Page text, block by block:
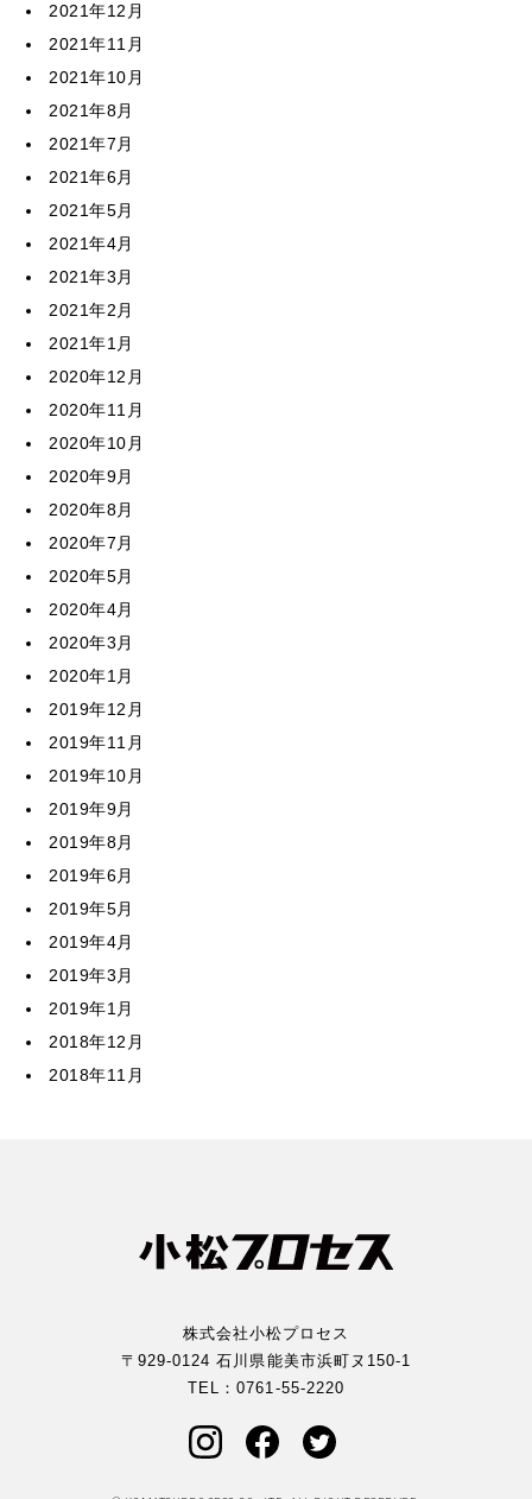
2021年12月
2021年11月
2021年10月
2021年8月
2021年7月
2021年6月
2021年5月
2021年4月
2021年3月
2021年2月
2021年1月
2020年12月
2020年11月
2020年10月
2020年9月
2020年8月
2020年7月
2020年5月
2020年4月
2020年3月
2020年1月
2019年12月
2019年11月
2019年10月
2019年9月
2019年8月
2019年6月
2019年5月
2019年4月
2019年3月
2019年1月
2018年12月
2018年11月
株式会社小松プロセス
〒929-0124 石川県能美市浜町ヌ150-1
TEL：0761-55-2220